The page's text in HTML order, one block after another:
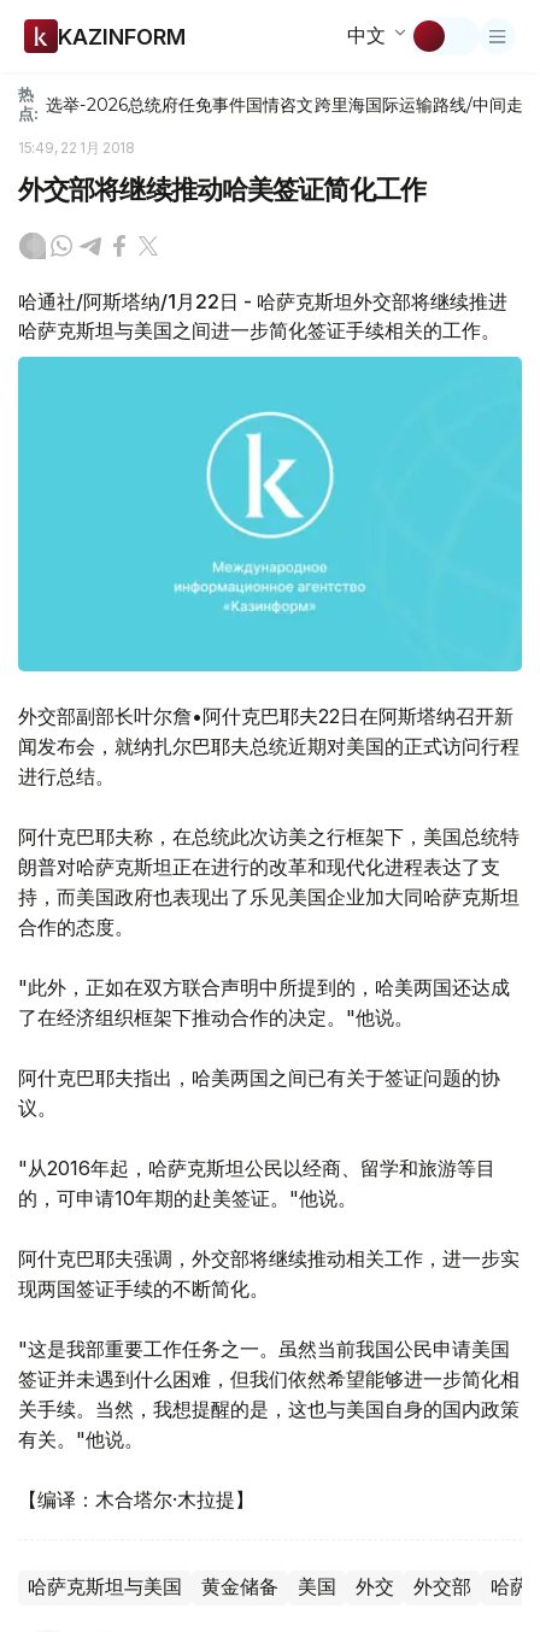
KAZINFORM 中文
热
点: 选举-2026总统府任免事件国情咨文跨里海国际运输路线/中间走廊
15:49, 22 1月 2018
外交部将继续推动哈美签证简化工作
哈通社/阿斯塔纳/1月22日 - 哈萨克斯坦外交部将继续推进
哈萨克斯坦与美国之间进一步简化签证手续相关的工作。
外交部副部长叶尔詹•阿什克巴耶夫22日在阿斯塔纳召开新
闻发布会，就纳扎尔巴耶夫总统近期对美国的正式访问行程
进行总结。
阿什克巴耶夫称，在总统此次访美之行框架下，美国总统特
朗普对哈萨克斯坦正在进行的改革和现代化进程表达了支
持，而美国政府也表现出了乐见美国企业加大同哈萨克斯坦
合作的态度。
"此外，正如在双方联合声明中所提到的，哈美两国还达成
了在经济组织框架下推动合作的决定。"他说。
阿什克巴耶夫指出，哈美两国之间已有关于签证问题的协
议。
"从2016年起，哈萨克斯坦公民以经商、留学和旅游等目
的，可申请10年期的赴美签证。"他说。
阿什克巴耶夫强调，外交部将继续推动相关工作，进一步实
现两国签证手续的不断简化。
"这是我部重要工作任务之一。虽然当前我国公民申请美国
签证并未遇到什么困难，但我们依然希望能够进一步简化相
关手续。当然，我想提醒的是，这也与美国自身的国内政策
有关。"他说。
【编译：木合塔尔·木拉提】
哈萨克斯坦与美国 黄金储备 美国 外交 外交部 哈萨